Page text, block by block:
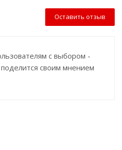
Оставить отзыв
с выбором -
своим мнением